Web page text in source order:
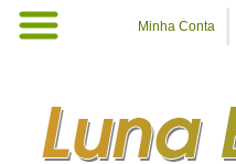
Minha Conta